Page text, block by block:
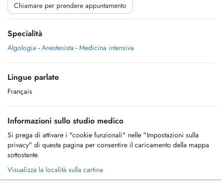
Chiamare per prendere appuntamento
Specialità
Algologia - Anestesista - Medicina intensiva
Lingue parlate
Français
Informazioni sullo studio medico
Si prega di attivare i "cookie funzionali" nelle "Impostazioni sulla
privacy" di questa pagina per consentire il caricamento della mappa
sottostante.
Visualizza la località sulla cartina